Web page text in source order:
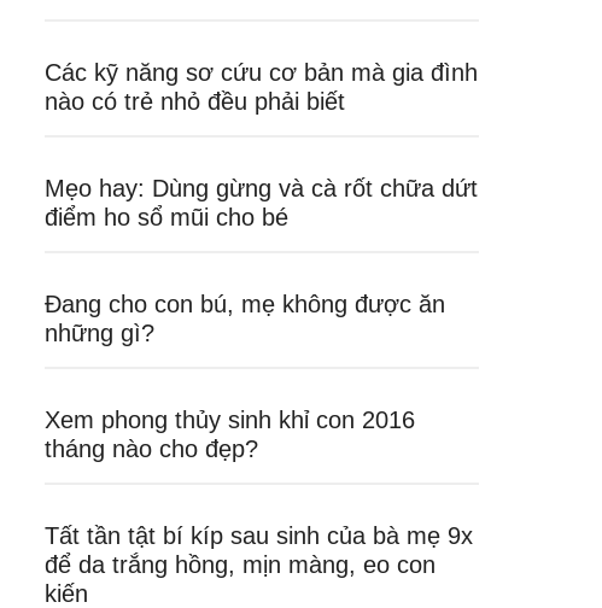
Các kỹ năng sơ cứu cơ bản mà gia đình
nào có trẻ nhỏ đều phải biết
Mẹo hay: Dùng gừng và cà rốt chữa dứt
điểm ho sổ mũi cho bé
Đang cho con bú, mẹ không được ăn
những gì?
Xem phong thủy sinh khỉ con 2016
tháng nào cho đẹp?
Tất tần tật bí kíp sau sinh của bà mẹ 9x
để da trắng hồng, mịn màng, eo con
kiến